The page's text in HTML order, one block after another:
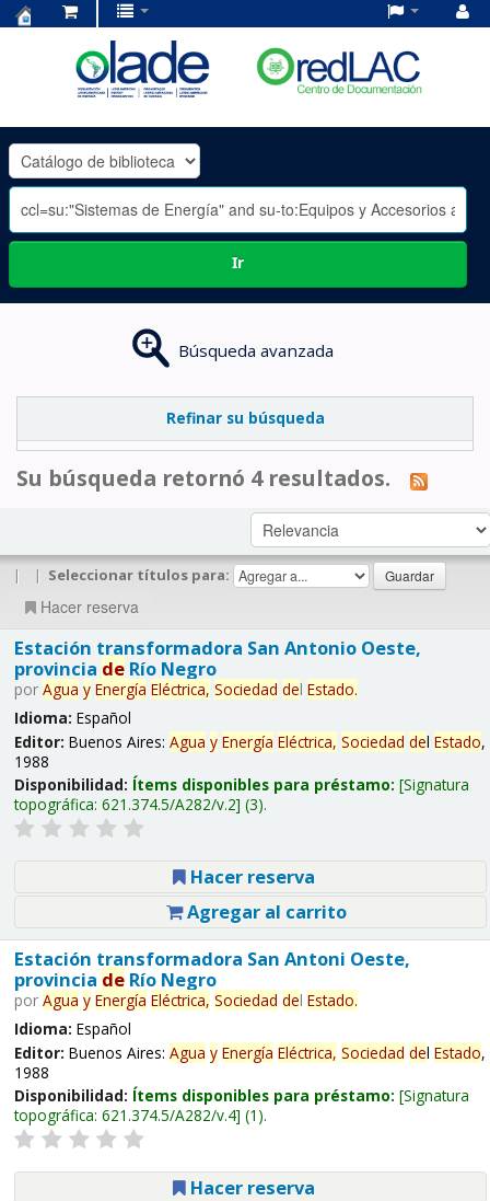
OLADE
-
Ir
Búsqueda avanzada
Refinar su búsqueda
Su búsqueda retornó 4 resultados.
| | Seleccionar títulos para:
Hacer reserva
Estación transformadora San Antonio Oeste,
provincia deRío Negro
por Agua y Energía Eléctrica, Sociedad del Estado.
Idioma: Español
Editor: Buenos Aires: Agua y Energía Eléctrica, Sociedad del Estado,
1988
Disponibilidad: Ítems disponibles para préstamo: Signatura
topográfica: 621.374.5/A282/v.2 (3).
Hacer reserva
Agregar al carrito
Estación transformadora San Antoni Oeste,
provincia deRío Negro
por Agua y Energía Eléctrica, Sociedad del Estado.
Idioma: Español
Editor: Buenos Aires: Agua y Energía Eléctrica, Sociedad del Estado,
1988
Disponibilidad: Ítems disponibles para préstamo: Signatura
topográfica: 621.374.5/A282/v.4 (1).
Hacer reserva